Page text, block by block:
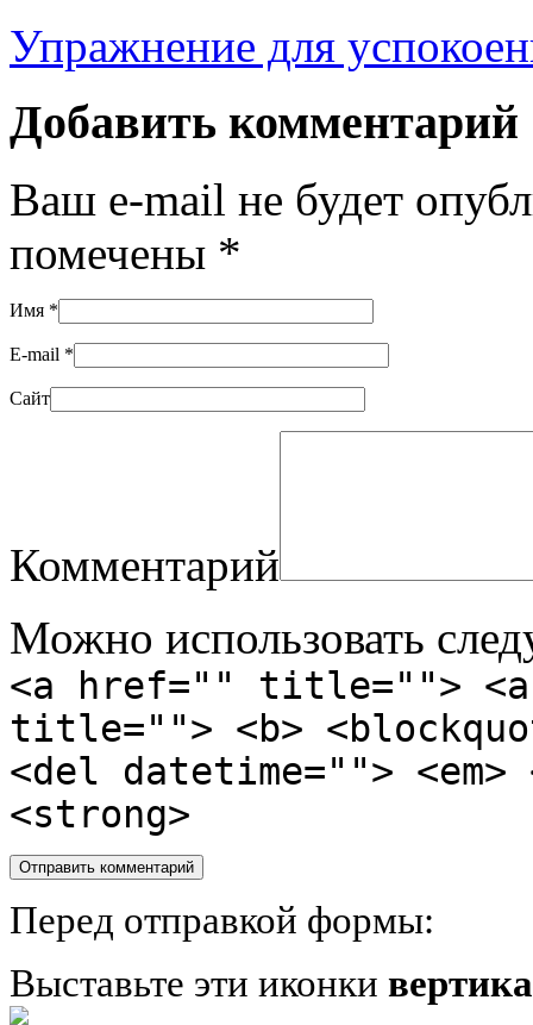
Упражнение для
Добавить комментарий
Ваш e-mail не будет
помечены *
Имя *
E-mail *
Сайт
Комментарий
Можно использовать
<a href="" title="">
title=""> <b>
<del datetime="">
<strong>
Перед отправкой формы:
Выставьте эти иконки